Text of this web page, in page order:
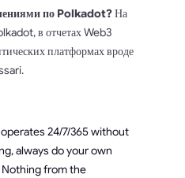
по Polkadot?На
в отчетах Web3
платформах вроде
24/7/365 without
always do your own
Nothing from the